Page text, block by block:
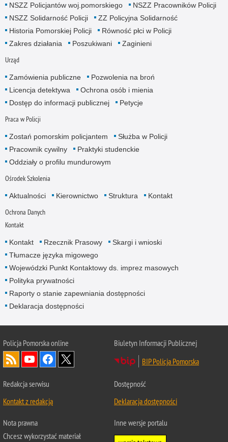
NSZZ Policjantów woj.pomorskiego
NSZZ Pracowników Policji
NSZZ Solidarność Policji
ZZ Policyjna Solidarność
Historia Pomorskiej Policji
Równość płci w Policji
Zakres działania
Poszukiwani Zaginieni
Urząd
Zamówienia publiczne
Pozwolenia na broń
Licencja detektywa
Ochrona osób i mienia
Dostęp do informacji publicznej
Petycje
Praca w Policji
Zostań pomorskim policjantem
Służba w Policji
Pracownik cywilny
Praktyki studenckie
Oddziały o profilu mundurowym
Ośrodek Szkolenia
Aktualności Kierownictwo Struktura Kontakt
Ochrona Danych
Kontakt
Kontakt Rzecznik Prasowy
Skargi i wnioski
Tłumacze języka migowego
Wojewódzki Punkt Kontaktowy ds. imprez masowych
Polityka prywatności
Raporty o stanie zapewniania dostępności
Deklaracja dostępności
Policja Pomorska online
Biuletyn Informacji Publicznej
BIP Policja Pomorska
Redakcja serwisu
Kontakt z redakcją
Dostępność
Deklaracja dostępności
Nota prawna
Chcesz wykorzystać materiał
Inne wersje portalu